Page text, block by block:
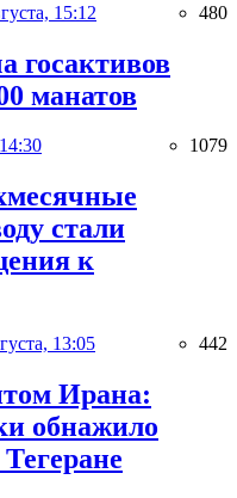
15:12 480
госактивов
манатов
1079
стали
к
13:05 442
Ирана:
обнажило